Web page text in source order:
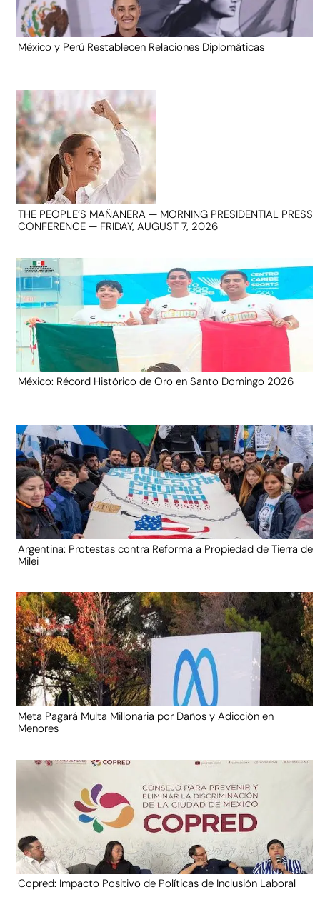
México y Perú Restablecen Relaciones Diplomáticas
THE PEOPLE’S MAÑANERA — MORNING PRESIDENTIAL PRESS
CONFERENCE — FRIDAY, AUGUST 7, 2026
México: Récord Histórico de Oro en Santo Domingo 2026
Argentina: Protestas contra Reforma a Propiedad de Tierra de
Milei
Meta Pagará Multa Millonaria por Daños y Adicción en
Menores
Copred: Impacto Positivo de Políticas de Inclusión Laboral